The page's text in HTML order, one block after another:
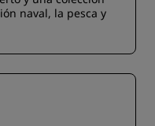
naval, la pesca y